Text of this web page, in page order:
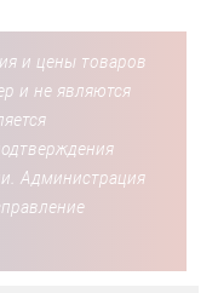
и цены товаров
и не являются
Администрация